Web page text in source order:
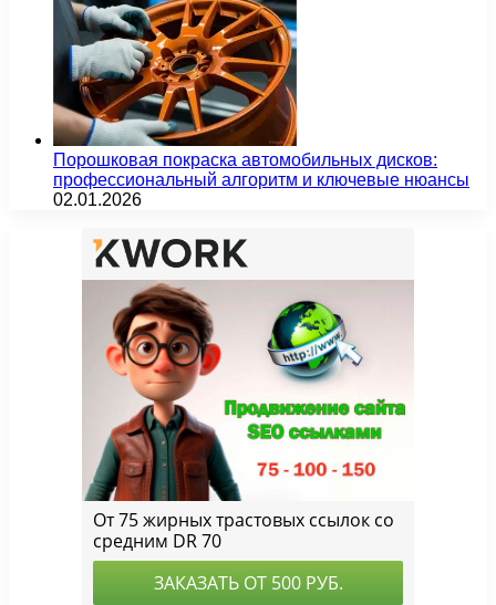
Порошковая покраска автомобильных дисков:
профессиональный алгоритм и ключевые нюансы
02.01.2026